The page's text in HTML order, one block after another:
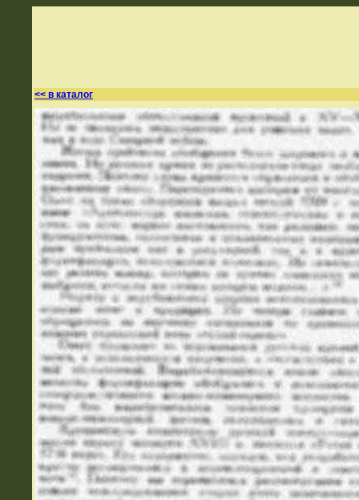
<< в каталог